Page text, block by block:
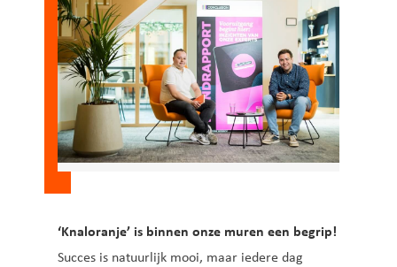
‘Knaloranje’ is binnen onze muren een begrip!
Succes is natuurlijk mooi, maar iedere dag